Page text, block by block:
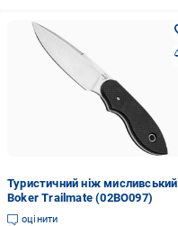
Туристичний ніж мисливський
Boker Trailmate (02BO097)
оцінити